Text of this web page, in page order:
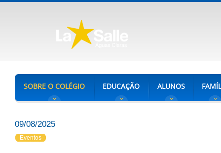
SOBRE O COLÉGIO EDUCAÇÃO ALUNOS
09/08/2025
Eventos